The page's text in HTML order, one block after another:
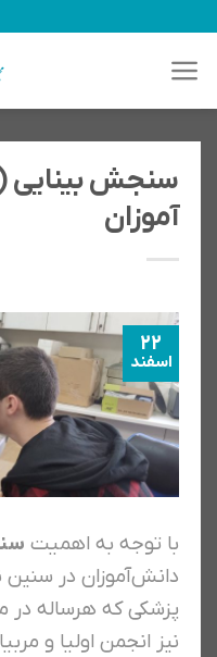
محتوا
سنجش بینایی
آموزان
22
اسفند
با توجه به اهمیت
دانش‌آموزان در سنین
پزشکی که هرساله در
نیز انجمن اولیا و